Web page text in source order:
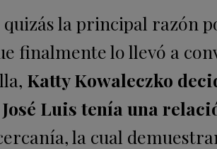
la principal razón
finalmente lo llevó a
Katty Kowaleczko
Luis tenía una
la cual